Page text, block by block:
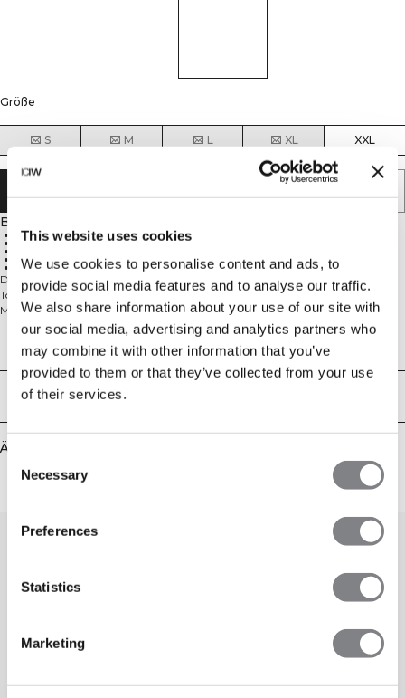
This website uses cookies
We use cookies to personalise content and ads, to
provide social media features and to analyse our traffic.
We also share information about your use of our site with
our social media, advertising and analytics partners who
may combine it with other information that you’ve
provided to them or that they’ve collected from your use
of their services.
Selection
Necessary
Preferences
Statistics
Marketing
Größe
S M L XL XXL
Beschreibung
Sportliche Passform für optimale Leistung
Leichte Mesh-Konstruktion
Konzipiert für hochintensives Training
100% Polyester
Das Mirage Mesh Tank Top ist ein atmungsaktives, athletisch geschnittenes
Top, entwickelt für hochintensive Trainingseinheiten. Aus leichtem Mesh-
Material gefertigt, bietet es optimale Belüftung, um dich kühl und
konzentriert zu halten, wenn das Training intensiver wird. Die strategische
Mesh-Konstruktion verbessert die Luftzirkulation und verhindert Überhitzung
während anspruchsvoller Trainingseinheiten. Mit seiner schlanken Silhouette
ermöglicht dieses Tank Top uneingeschränkte Bewegungsfreiheit, damit du
ohne Ablenkung Höchstleistungen erbringen kannst. Perfekt für Cardio,
Krafttraining oder jede Aktivität, bei der Temperaturregulierung entscheidend
Technical Aspects
Lieferung & Rückgabe
Ähnliche Produkte